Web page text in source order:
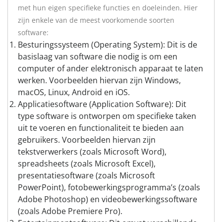
met hun eigen specifieke functies en doeleinden. Hier
zijn enkele van de meest voorkomende soorten
software:
Besturingssysteem (Operating System): Dit is de
basislaag van software die nodig is om een
computer of ander elektronisch apparaat te laten
werken. Voorbeelden hiervan zijn Windows,
macOS, Linux, Android en iOS.
Applicatiesoftware (Application Software): Dit
type software is ontworpen om specifieke taken
uit te voeren en functionaliteit te bieden aan
gebruikers. Voorbeelden hiervan zijn
tekstverwerkers (zoals Microsoft Word),
spreadsheets (zoals Microsoft Excel),
presentatiesoftware (zoals Microsoft
PowerPoint), fotobewerkingsprogramma’s (zoals
Adobe Photoshop) en videobewerkingssoftware
(zoals Adobe Premiere Pro).